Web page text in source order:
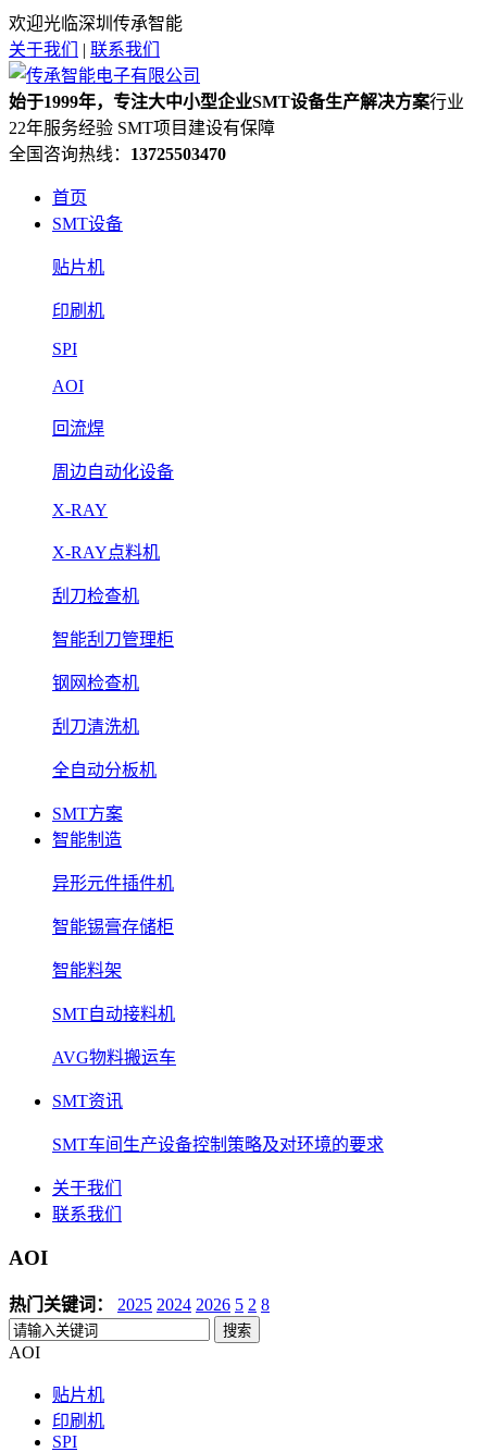
欢迎光临深圳传承智能
关于我们
| 联系我们
始于1999年，专注大中小型企业SMT设备生产解决方案行业
22年服务经验 SMT项目建设有保障
全国咨询热线： 13725503470
首页
SMT设备
贴片机
印刷机
SPI
AOI
回流焊
周边自动化设备
X-RAY
X-RAY点料机
刮刀检查机
智能刮刀管理柜
钢网检查机
刮刀清洗机
全自动分板机
SMT方案
智能制造
异形元件插件机
智能锡膏存储柜
智能料架
SMT自动接料机
AVG物料搬运车
SMT资讯
SMT车间生产设备控制策略及对环境的要求
关于我们
联系我们
AOI
热门关键词： 2025 2024 2026 5 2 8
搜索
AOI
贴片机
印刷机
SPI